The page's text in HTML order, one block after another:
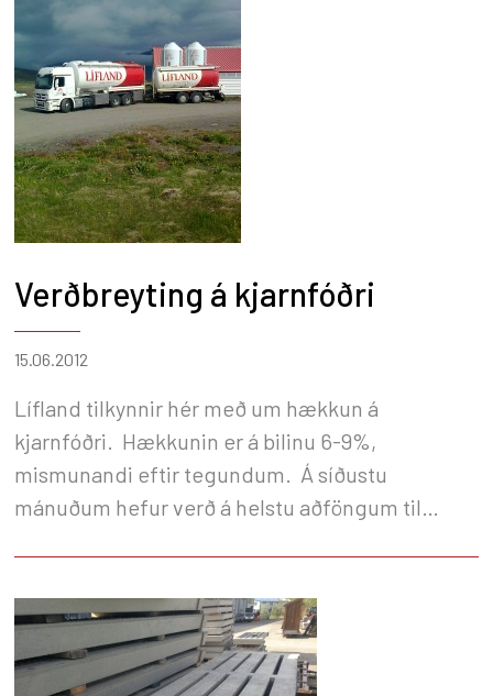
Við hlökkum til að sjá ykkur á Landsmóti. Kveðja,
starfsfólk Líflands
Verðbreyting á kjarnfóðri
15.06.2012
Lífland tilkynnir hér með um hækkun á
kjarnfóðri. Hækkunin er á bilinu 6-9%,
mismunandi eftir tegundum. Á síðustu
mánuðum hefur verð á helstu aðföngum til